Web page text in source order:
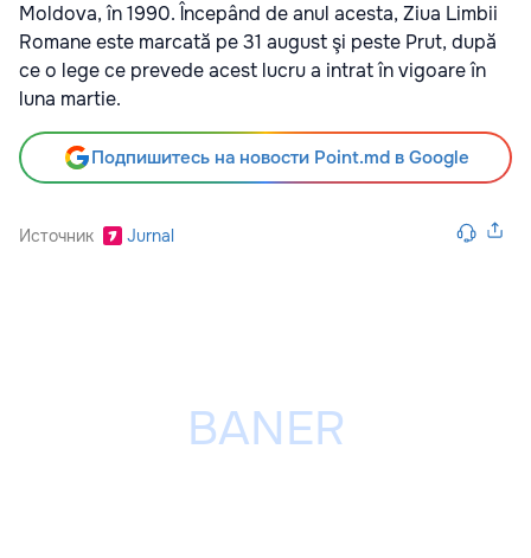
Moldova, în 1990. Începând de anul acesta, Ziua Limbii
Romane este marcată pe 31 august şi peste Prut, după
ce o lege ce prevede acest lucru a intrat în vigoare în
luna martie.
Подпишитесь на новости Point.md в Google
Источник Jurnal